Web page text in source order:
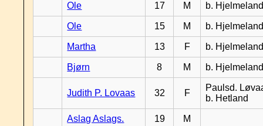
Ole 17 M b.
Ole 15 M b.
Martha 13 F b.
Bjørn 8 M b.
Judith P. Lovaas 32 F
Paulsd.
b. Hetland
Aslag Aslags. 19 M